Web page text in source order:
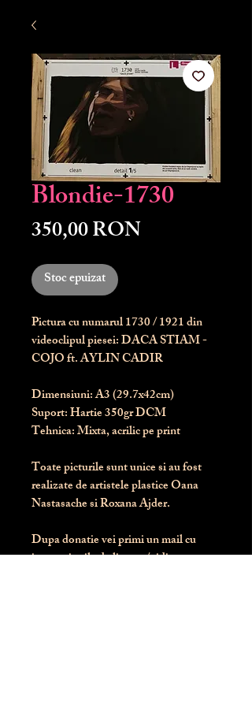
Blondie-1730
350,00 RONPreț
Stoc epuizat
Pictura cu numarul1730/ 1921 din
videoclipul piesei: DACA STIAM -
COJO ft. AYLIN CADIR
Dimensiuni: A3 (29.7x42cm)
Suport: Hartie 350gr DCM
Tehnica: Mixta, acrilic pe print
Toate picturile sunt unice si au fost
realizate de artistele plastice Oana
Nastasache si Roxana Ajder.
Dupa donatie vei primi un mail cu
instructiunile de livrare / ridicare.